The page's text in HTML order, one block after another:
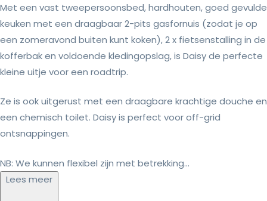
Met een vast tweepersoonsbed, hardhouten, goed gevulde
keuken met een draagbaar 2-pits gasfornuis (zodat je op
een zomeravond buiten kunt koken), 2 x fietsenstalling in de
kofferbak en voldoende kledingopslag, is Daisy de perfecte
kleine uitje voor een roadtrip.
Ze is ook uitgerust met een draagbare krachtige douche en
een chemisch toilet. Daisy is perfect voor off-grid
ontsnappingen.
NB: We kunnen flexibel zijn met betrekking...
Lees meer